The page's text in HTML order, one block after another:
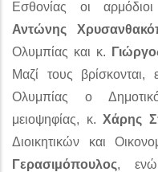
Εσθονίας οι
Αντώνης
Ολυμπίας και κ.
Μαζί τους
Ολυμπίας ο
μειοψηφίας, κ. Χάρης
Διοικητικών και
Γερασιμόπουλος,